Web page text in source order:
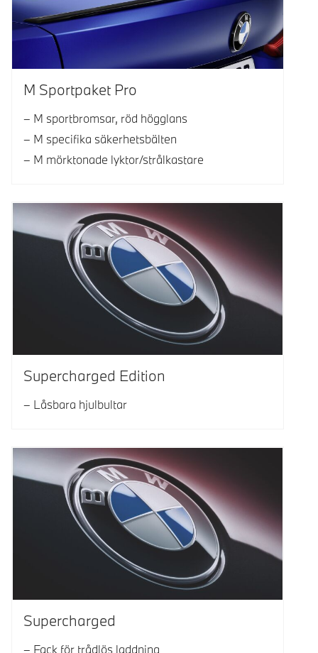
M Sportpaket Pro
M sportbromsar, röd högglans
M specifika säkerhetsbälten
M mörktonade lyktor/strålkastare
Supercharged Edition
Låsbara hjulbultar
Supercharged
Fack för trådlös laddning